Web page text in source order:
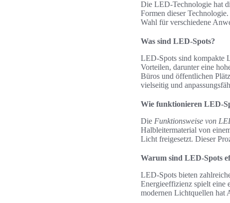
Die LED-Technologie hat
Formen dieser
Wahl für verschiedene
Was sind LED-Spots?
LED-Spots sind kompakte
Vorteilen, darunter eine
Büros und öffentlichen
vielseitig und
Wie funktionieren LED-
Die Funktionsweise von
Halbleitermaterial von
Licht freigesetzt. Dieser
Warum sind LED-Spots
LED-Spots bieten
Energieeffizienz spielt eine
modernen Lichtquellen hat